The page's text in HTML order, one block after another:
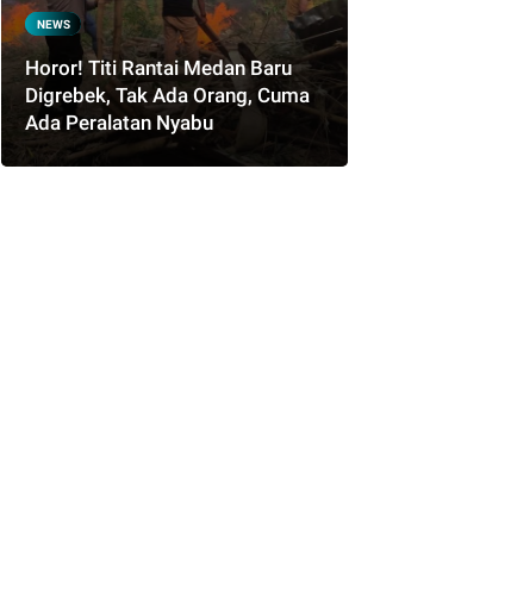
NEWS
Horor! Titi Rantai Medan Baru
Digrebek, Tak Ada Orang, Cuma
Ada Peralatan Nyabu